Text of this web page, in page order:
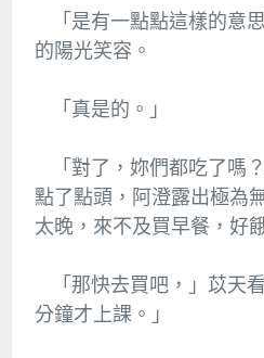
「是有一點點這樣的意
的陽光笑容。
「真是的。」
「對了，妳們都吃了嗎
點了點頭，阿澄露出極為
太晚，來不及買早餐，好餓
「那快去買吧，」苡天
分鐘才上課。」